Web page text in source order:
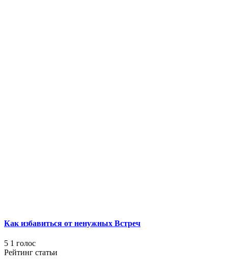
Как избавиться от ненужных Встреч
5 1 голос
Рейтинг статьи